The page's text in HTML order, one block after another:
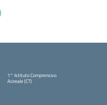
1° Istituto Comprensivo
Acireale (CT)